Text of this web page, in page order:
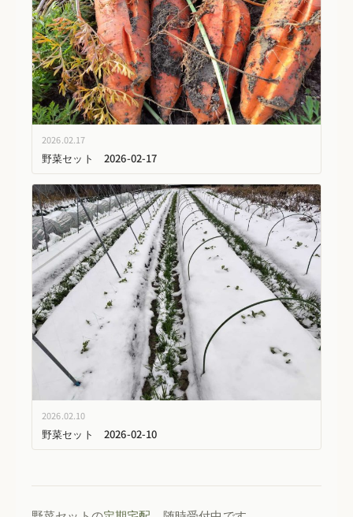
2026.02.17
野菜セット 2026-02-17
2026.02.10
野菜セット 2026-02-10